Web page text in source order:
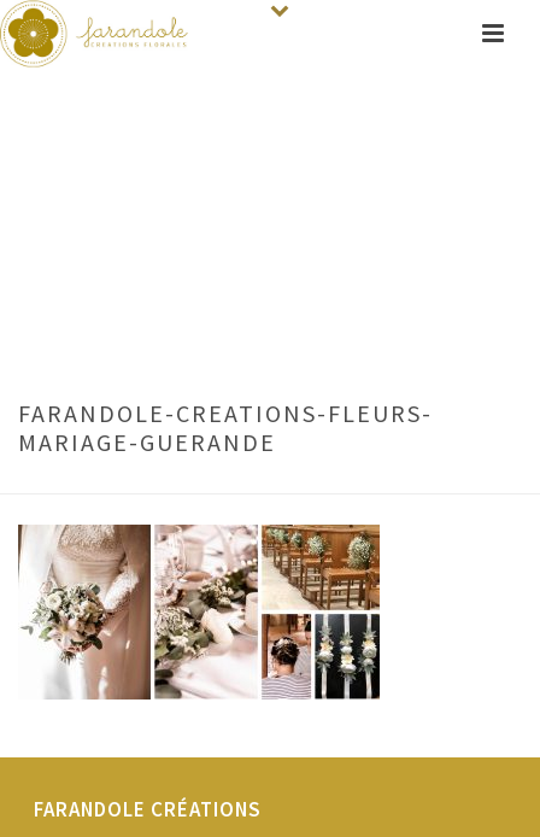
FARANDOLE-CREATIONS-FLEURS-
MARIAGE-GUERANDE
FARANDOLE CRÉATIONS